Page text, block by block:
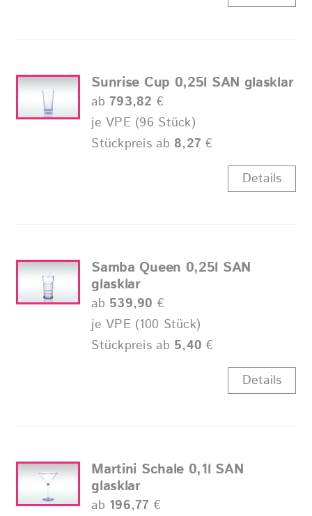
Sunrise Cup 0,25l SAN glasklar
ab793,82 €
je VPE (96 Stück)
Stückpreis ab8,27 €
Details
Samba Queen 0,25l SAN
glasklar
ab 539,90 €
je VPE (100 Stück)
Stückpreis ab 5,40 €
Details
Martini Schale 0,1l SAN
glasklar
ab 196,77 €